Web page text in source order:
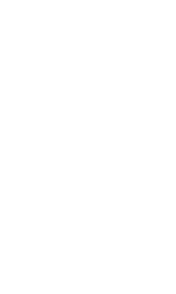
deň, splatná v
vplyv na rozsah a